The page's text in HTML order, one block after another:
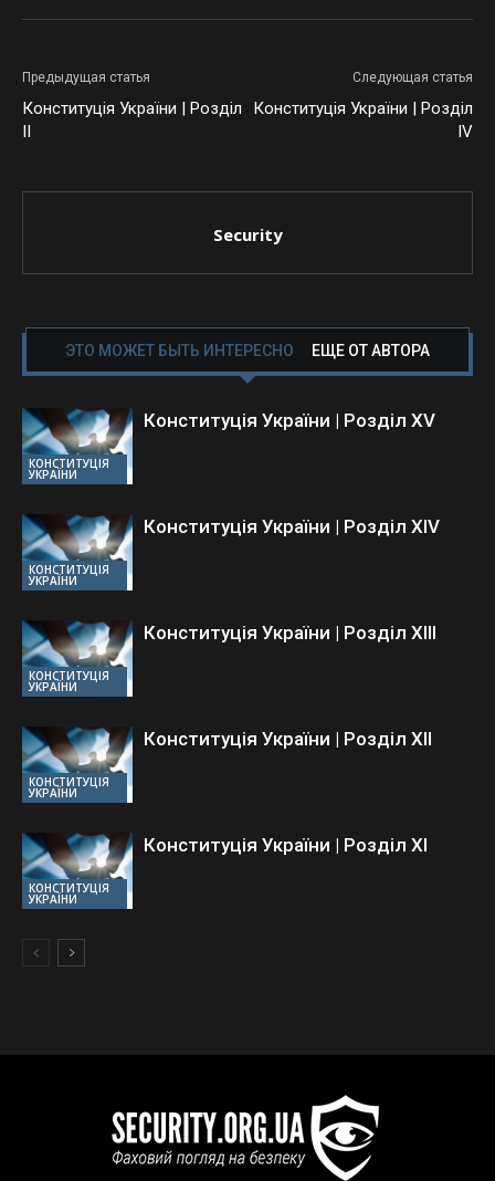
Предыдущая статья
Конституція України | Розділ
II
Следующая статья
Конституція України | Розділ
IV
Security
ЭТО МОЖЕТ БЫТЬ ИНТЕРЕСНО ЕЩЕ ОТ АВТОРА
КОНСТИТУЦІЯ
УКРАЇНИ
Конституція України | Розділ XV
КОНСТИТУЦІЯ
УКРАЇНИ
Конституція України | Розділ ХIV
КОНСТИТУЦІЯ
УКРАЇНИ
Конституція України | Розділ ХIII
КОНСТИТУЦІЯ
УКРАЇНИ
Конституція України | Розділ ХII
КОНСТИТУЦІЯ
УКРАЇНИ
Конституція України | Розділ ХI